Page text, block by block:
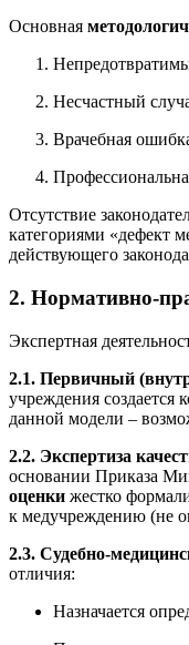
Основная
Несчастный
Врачебная
Отсутствие
категориями «дефект
действующего
2. Нормативно-
Экспертная
2.1. Первичный
учреждения создается
данной модели –
2.2. Экспертиза
основании Приказа
оценки жестко
к медучреждению (не
2.3. Судебно-
отличия:
Назначается